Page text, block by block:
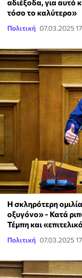
αδιέξοδα, για αυτό
τόσο το καλύτερο»
Πολιτική 07.03.2025
Η σκληρότερη
οξυγόνο» - Κατά
Τέμπη και
Πολιτική 07.03.2025